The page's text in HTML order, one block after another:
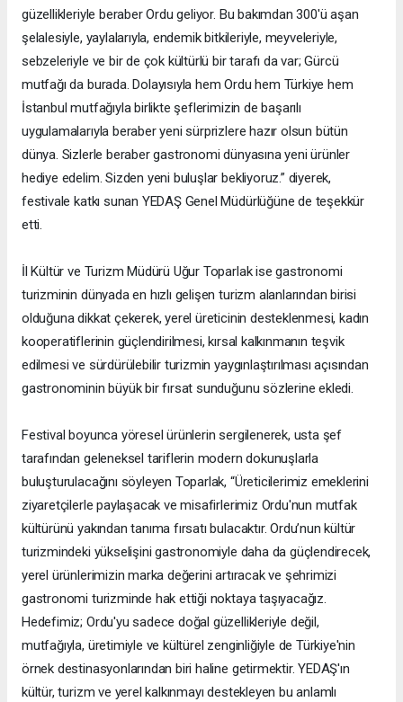
güzellikleriyle beraber Ordu geliyor. Bu bakımdan 300'ü aşan
şelalesiyle, yaylalarıyla, endemik bitkileriyle, meyveleriyle,
sebzeleriyle ve bir de çok kültürlü bir tarafı da var; Gürcü
mutfağı da burada. Dolayısıyla hem Ordu hem Türkiye hem
İstanbul mutfağıyla birlikte şeflerimizin de başarılı
uygulamalarıyla beraber yeni sürprizlere hazır olsun bütün
dünya. Sizlerle beraber gastronomi dünyasına yeni ürünler
hediye edelim. Sizden yeni buluşlar bekliyoruz.” diyerek,
festivale katkı sunan YEDAŞ Genel Müdürlüğüne de teşekkür
etti.
İl Kültür ve Turizm Müdürü Uğur Toparlak ise gastronomi
turizminin dünyada en hızlı gelişen turizm alanlarından birisi
olduğuna dikkat çekerek, yerel üreticinin desteklenmesi, kadın
kooperatiflerinin güçlendirilmesi, kırsal kalkınmanın teşvik
edilmesi ve sürdürülebilir turizmin yaygınlaştırılması açısından
gastronominin büyük bir fırsat sunduğunu sözlerine ekledi.
Festival boyunca yöresel ürünlerin sergilenerek, usta şef
tarafından geleneksel tariflerin modern dokunuşlarla
buluşturulacağını söyleyen Toparlak, “Üreticilerimiz emeklerini
ziyaretçilerle paylaşacak ve misafirlerimiz Ordu'nun mutfak
kültürünü yakından tanıma fırsatı bulacaktır. Ordu’nun kültür
turizmindeki yükselişini gastronomiyle daha da güçlendirecek,
yerel ürünlerimizin marka değerini artıracak ve şehrimizi
gastronomi turizminde hak ettiği noktaya taşıyacağız.
Hedefimiz; Ordu'yu sadece doğal güzellikleriyle değil,
mutfağıyla, üretimiyle ve kültürel zenginliğiyle de Türkiye'nin
örnek destinasyonlarından biri haline getirmektir. YEDAŞ'ın
kültür, turizm ve yerel kalkınmayı destekleyen bu anlamlı